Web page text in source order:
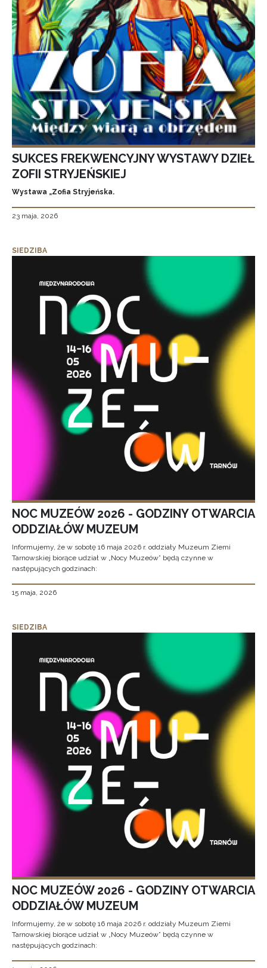
SUKCES FREKWENCYJNY WYSTAWY DZIEŁ
ZOFII STRYJEŃSKIEJ
Wystawa „Zofia Stryjeńska.
23 maja, 2026
SIEDZIBA
NOC MUZEÓW 2026 - GODZINY OTWARCIA
ODDZIAŁÓW MUZEUM
Informujemy, że w sobotę 16 maja 2026 r. oddziały Muzeum Ziemi
Tarnowskiej biorące udział w „Nocy Muzeów” będą czynne w
następujących godzinach:
15 maja, 2026
SIEDZIBA
NOC MUZEÓW 2026 - GODZINY OTWARCIA
ODDZIAŁÓW MUZEUM
Informujemy, że w sobotę 16 maja 2026 r. oddziały Muzeum Ziemi
Tarnowskiej biorące udział w „Nocy Muzeów” będą czynne w
następujących godzinach: